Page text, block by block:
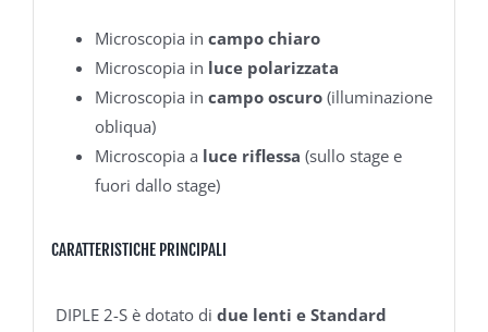
Microscopia in campo chiaro
Microscopia in luce polarizzata
Microscopia in campo oscuro(illuminazione
obliqua)
Microscopia a luce riflessa (sullo stage e
fuori dallo stage)
CARATTERISTICHE PRINCIPALI
DIPLE 2-S è dotato di due lenti e Standard